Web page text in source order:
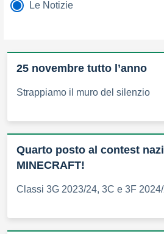
Le Notizie
25 novembre tutto l’anno
Strappiamo il muro del silenzio
Quarto posto al contest
MINECRAFT!
Classi 3G 2023/24, 3C e 3F